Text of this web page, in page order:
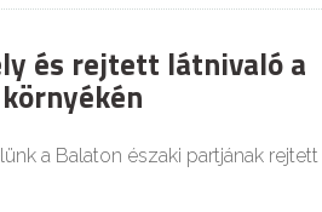
és rejtett látnivaló a
a Balaton északi partjának rejtett